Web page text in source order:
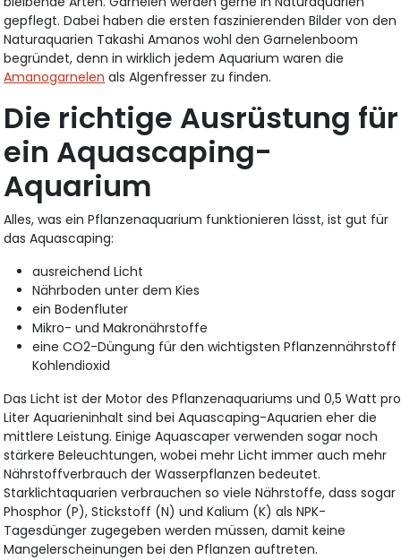
gepflegt. Dabei haben die ersten faszinierenden Bilder von den
Naturaquarien Takashi Amanos wohl den Garnelenboom
begründet, denn in wirklich jedem Aquarium waren die
Amanogarnelen als Algenfresser zu finden.
Die richtige Ausrüstung für
ein Aquascaping-
Aquarium
Alles, was ein Pflanzenaquarium funktionieren lässt, ist gut für
das Aquascaping:
ausreichend Licht
Nährboden unter dem Kies
ein Bodenfluter
Mikro- und Makronährstoffe
eine CO2-Düngung für den wichtigsten Pflanzennährstoff
Kohlendioxid
Das Licht ist der Motor des Pflanzenaquariums und 0,5 Watt pro
Liter Aquarieninhalt sind bei Aquascaping-Aquarien eher die
mittlere Leistung. Einige Aquascaper verwenden sogar noch
stärkere Beleuchtungen, wobei mehr Licht immer auch mehr
Nährstoffverbrauch der Wasserpflanzen bedeutet.
Starklichtaquarien verbrauchen so viele Nährstoffe, dass sogar
Phosphor (P), Stickstoff (N) und Kalium (K) als NPK-
Tagesdünger zugegeben werden müssen, damit keine
Mangelerscheinungen bei den Pflanzen auftreten.